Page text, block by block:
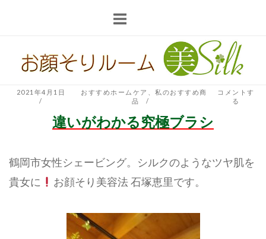
2021年4月1日 おすすめホームケア 、私のおすすめ商
品
コメントす
る
違いがわかる究極ブラシ
鶴岡市女性シェービング。シルクのようなツヤ肌を
貴女に
お顔そり美容法 石塚恵里です。